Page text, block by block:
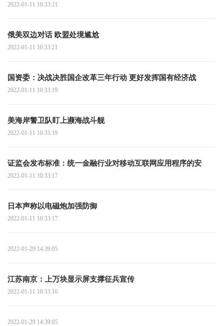
2022-01-11 10:33:21
俄美双边对话 欧盟处境尴尬
2022-01-11 10:33:21
国资委：决战决胜国企改革三年行动 更好发挥国有经济战
2022-01-11 10:33:19
美海岸警卫队盯上濒海战斗舰
2022-01-11 10:33:19
证监会发布标准：统一金融行业对移动互联网应用程序的安
2022-01-11 10:33:17
日本声称以电磁炮加强防御
2022-01-11 10:33:17
2022-01-29 14:39:05
江苏南京：上万块显示屏支撑征兵宣传
2022-01-11 10:33:16
2022-01-29 14:39:05